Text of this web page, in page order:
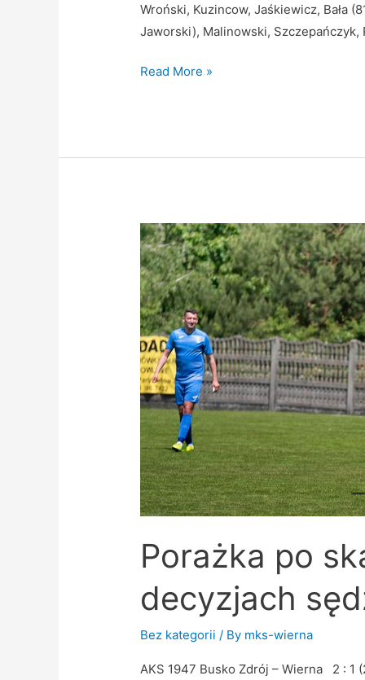
Wroński, Kuzincow, Jaśkiewicz, Bała
Jaworski), Malinowski, Szczepańczyk,
Read More »
Porażka po
decyzjach
Bez kategorii / By mks-wierna
AKS 1947 Busko Zdrój – Wierna 2 : 1
Porażka
po
skandalicznych
decyzjach
sędziego